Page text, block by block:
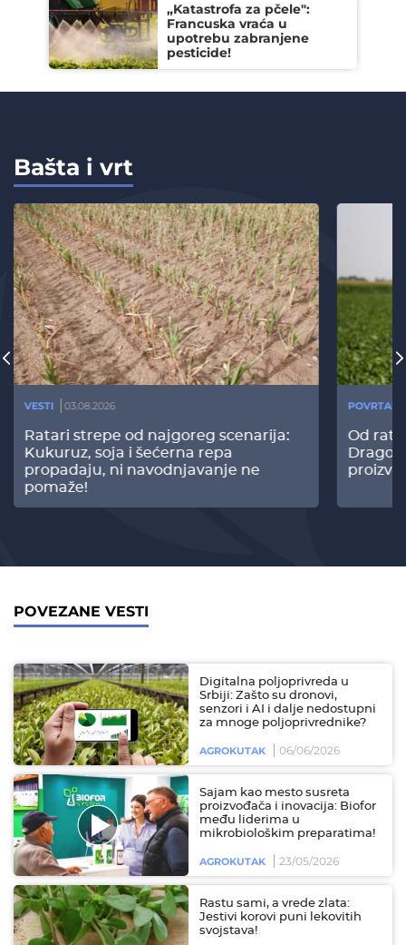
„Katastrofa za pčele":
Francuska vraća u
upotrebu zabranjene
pesticide!
Bašta i vrt
VESTI 03.08.2026
Ratari strepe od najgoreg scenarija:
Kukuruz, soja i šećerna repa
propadaju, ni navodnjavanje ne
pomaže!
Od
POVEZANE VESTI
Digitalna poljoprivreda u
Srbiji: Zašto su dronovi,
senzori i AI i dalje nedostupni
za mnoge poljoprivrednike?
AGROKUTAK 06/06/2026
Sajam kao mesto susreta
proizvođača i inovacija: Biofor
među liderima u
mikrobiološkim preparatima!
AGROKUTAK 23/05/2026
Rastu sami, a vrede zlata:
Jestivi korovi puni lekovitih
svojstava!